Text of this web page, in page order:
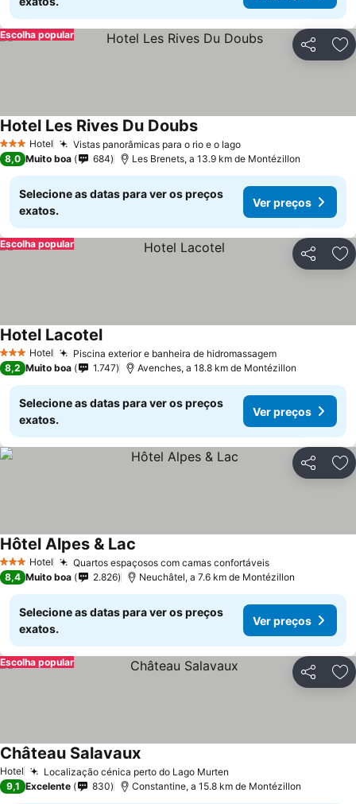
Partilhar
Escolha popular
3 EstrelasHotel Vistas panorâmicas para o rio e o lago
Hotel Les Rives Du Doubs
8,0 Muito boa 684 Les Brenets, a 13.9 km de Montézillon
Selecione as datas para ver os preços
exatos.
Ver preços
Partilhar
Escolha popular
3 EstrelasHotel Piscina exterior e banheira de hidromassagem
Hotel Lacotel
8,2 Muito boa 1.747 Avenches, a 18.8 km de Montézillon
Selecione as datas para ver os preços
exatos.
Ver preços
Partilhar
3 EstrelasHotel Quartos espaçosos com camas confortáveis
Hôtel Alpes & Lac
8,4 Muito boa 2.826 Neuchâtel, a 7.6 km de Montézillon
Selecione as datas para ver os preços
exatos.
Ver preços
Partilhar
Escolha popular
Hotel Localização cénica perto do Lago Murten
Château Salavaux
9,1 Excelente 830 Constantine, a 15.8 km de Montézillon